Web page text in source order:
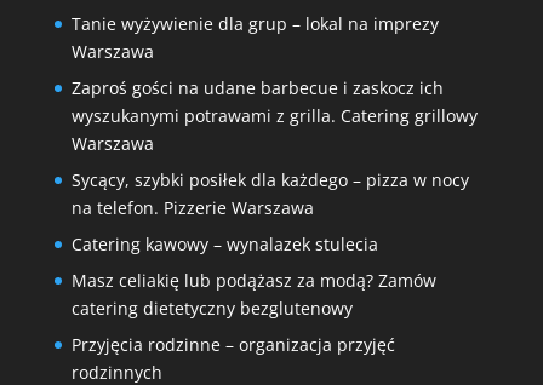
Tanie wyżywienie dla grup – lokal na imprezy
Warszawa
Zaproś gości na udane barbecue i zaskocz ich
wyszukanymi potrawami z grilla. Catering grillowy
Warszawa
Sycący, szybki posiłek dla każdego – pizza w nocy
na telefon. Pizzerie Warszawa
Catering kawowy – wynalazek stulecia
Masz celiakię lub podążasz za modą? Zamów
catering dietetyczny bezglutenowy
Przyjęcia rodzinne – organizacja przyjęć
rodzinnych